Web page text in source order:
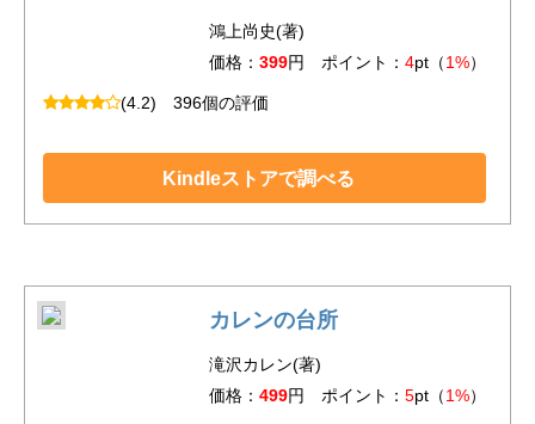
鴻上尚史(著)
価格： 399円 ポイント： 4pt（1%）
(4.2) 396個の評価
Kindleストアで調べる
カレンの台所
滝沢カレン(著)
価格： 499円 ポイント： 5pt（1%）